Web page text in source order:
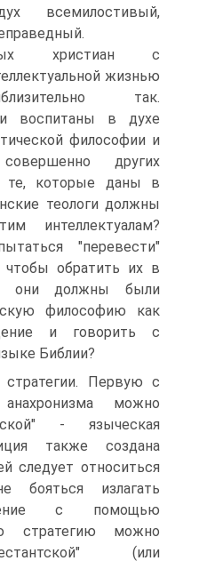
всемилостивый,
христиан с
жизнью
так.
воспитаны в духе
философии и
других
те, которые даны в
теологи должны
интеллектуалам?
"перевести"
обратить их в
они должны были
философию как
и говорить с
Библии?
Первую с
можно
- языческая
также создана
следует относиться
бояться излагать
с помощью
стратегию можно
(или